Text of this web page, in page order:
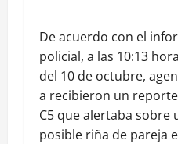
De acuerdo con el
policial, a las 10:13
del 10 de octubre,
a recibieron un
C5 que alertaba sobre
posible riña de pareja